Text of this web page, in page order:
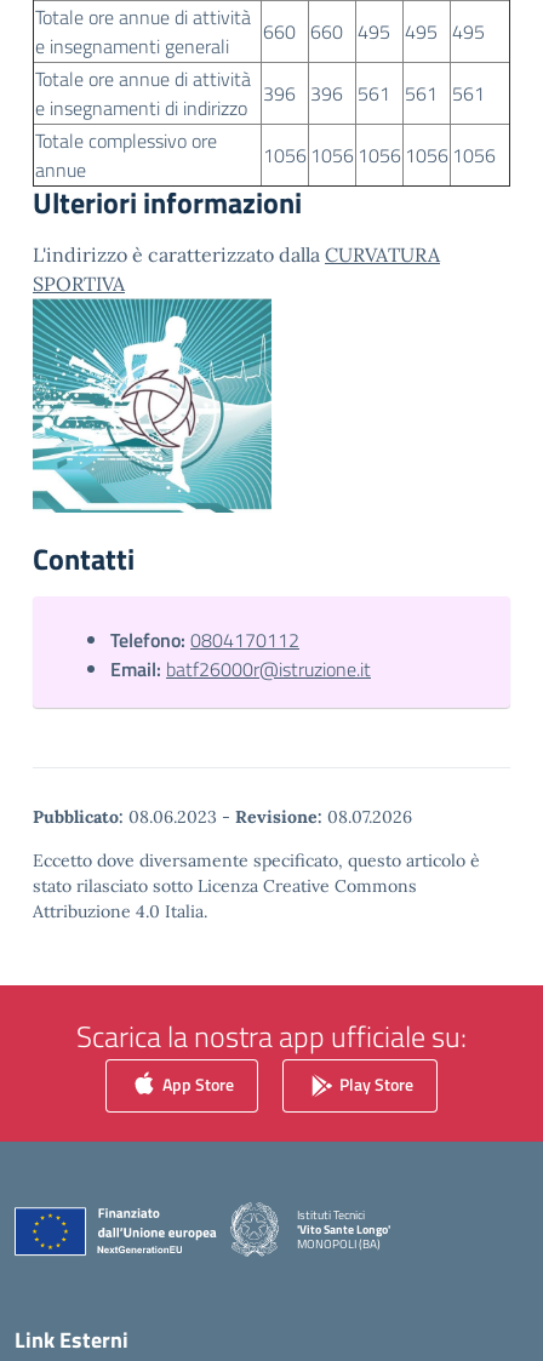
Totale ore annue di attività
e insegnamenti generali
660 660 495 495 495
Totale ore annue di attività
e insegnamenti di indirizzo 396 396 561 561
561
Totale complessivo ore
annue
1056 1056 1056 1056 1056
Ulteriori informazioni
L'indirizzo è caratterizzato dalla CURVATURA
SPORTIVA
Contatti
Telefono: 0804170112
Email: batf26000r@istruzione.it
Pubblicato: 08.06.2023 - Revisione: 08.07.2026
Eccetto dove diversamente specificato, questo articolo è
stato rilasciato sotto Licenza Creative Commons
Attribuzione 4.0 Italia.
Scarica la nostra app ufficiale su:
App Store Play Store
Istituti Tecnici
'Vito Sante Longo'
MONOPOLI (BA)
Link Esterni